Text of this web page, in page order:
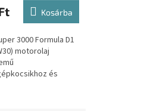
Kosárba
3000 Formula D1
motorolaj
és